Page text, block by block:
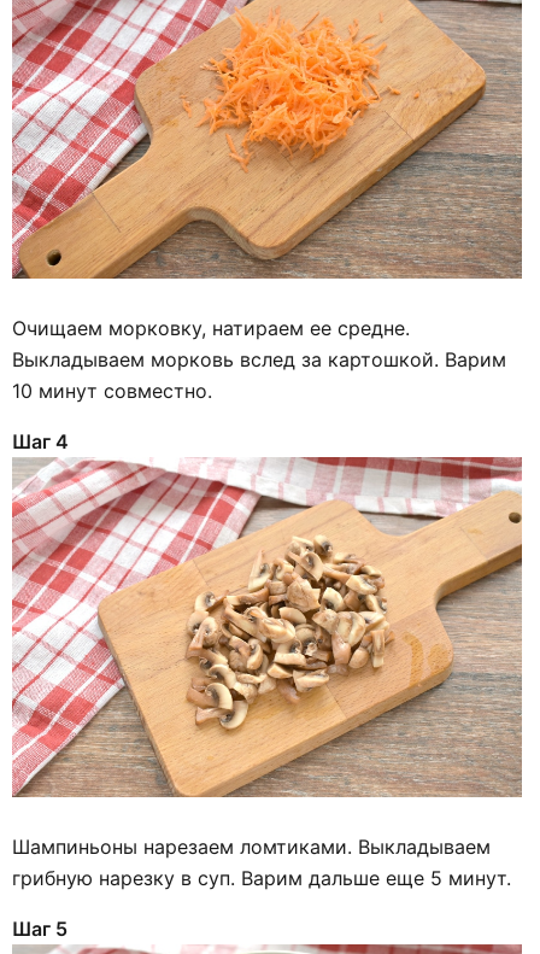
Очищаем морковку, натираем ее средне.
Выкладываем морковь вслед за картошкой. Варим
10 минут совместно.
Шаг 4
Шампиньоны нарезаем ломтиками. Выкладываем
грибную нарезку в суп. Варим дальше еще 5 минут.
Шаг 5